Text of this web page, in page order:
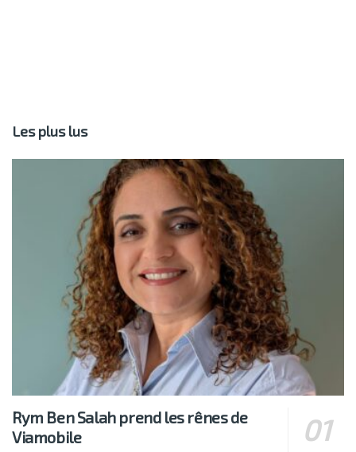
Les plus lus
Rym Ben Salah prend les rênes de
Viamobile